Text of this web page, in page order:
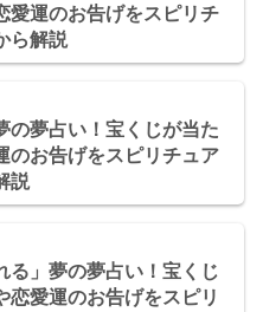
愛運のお告げをスピリチ
ら解説
の夢占い！宝くじが当た
のお告げをスピリチュア
説
る」夢の夢占い！宝くじ
恋愛運のお告げをスピリ